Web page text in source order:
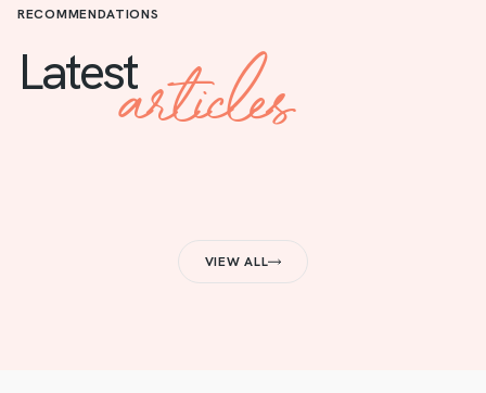
RECOMMENDATIONS
Latestarticles
VIEW ALL